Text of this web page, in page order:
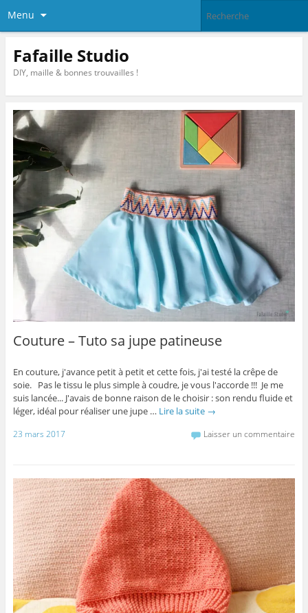
Menu
Fafaille Studio
DIY, maille & bonnes trouvailles !
Couture – Tuto sa jupe patineuse
En couture, j'avance petit à petit et cette fois, j'ai testé la crêpe de
soie. Pas le tissu le plus simple à coudre, je vous l'accorde !!! Je me
suis lancée... J'avais de bonne raison de le choisir : son rendu fluide et
léger, idéal pour réaliser une jupe … Lire la suite →
23 mars 2017 Laisser un commentaire